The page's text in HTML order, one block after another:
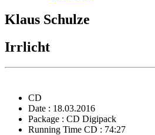
Klaus Schulze
Irrlicht
CD
Date : 18.03.2016
Package : CD Digipack
Running Time CD : 74:27